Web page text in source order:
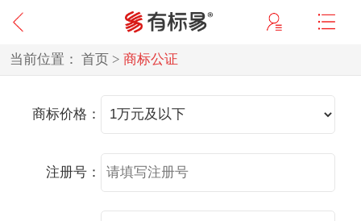
当前位置： 首页 > 商标公证
商标价格：
注册号：